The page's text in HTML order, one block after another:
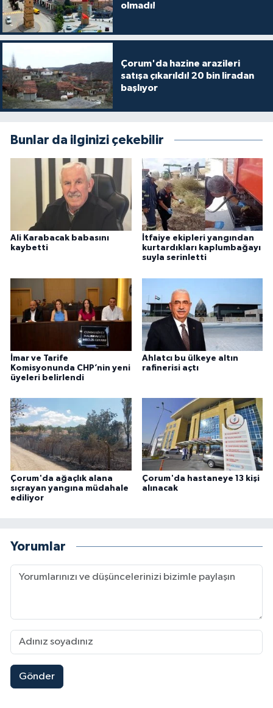
olmadı!
Çorum'da hazine arazileri
satışa çıkarıldı! 20 bin liradan
başlıyor
Bunlar da ilginizi çekebilir
Ali Karabacak babasını
kaybetti
İtfaiye ekipleri yangından
kurtardıkları kaplumbağayı
suyla serinletti
İmar ve Tarife
Komisyonunda CHP’nin yeni
üyeleri belirlendi
Ahlatcı bu ülkeye altın
rafinerisi açtı
Çorum'da ağaçlık alana
sıçrayan yangına müdahale
ediliyor
Çorum'da hastaneye 13 kişi
alınacak
Yorumlar
Gönder